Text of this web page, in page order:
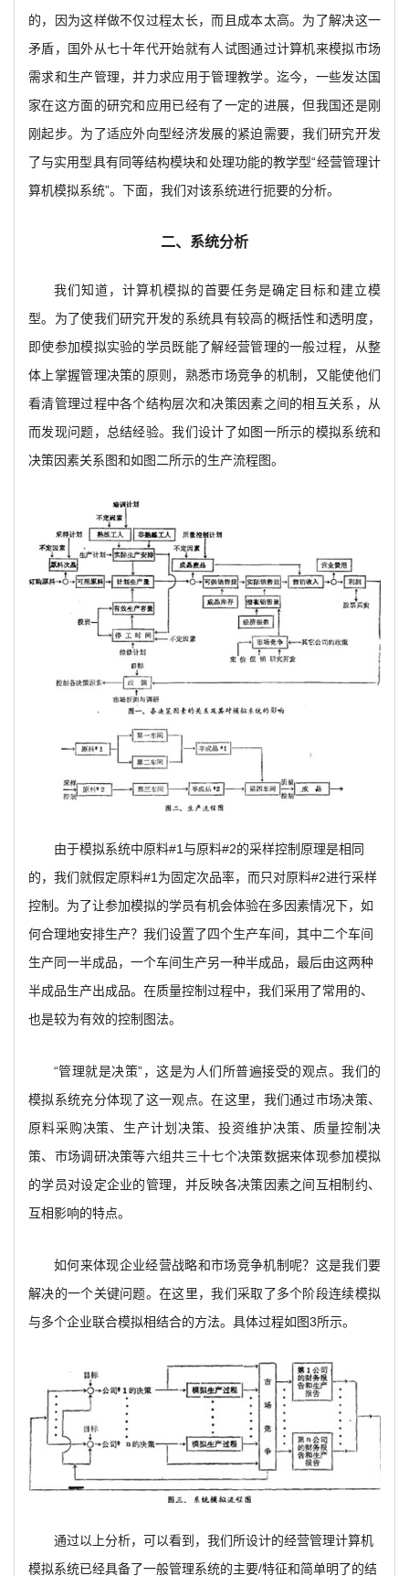
的，因为这样做不仅过程太长，而且成本太高。为了解决这一
矛盾，国外从七十年代开始就有人试图通过计算机来模拟市场
需求和生产管理，并力求应用于管理教学。迄今，一些发达国
家在这方面的研究和应用已经有了一定的进展，但我国还是刚
刚起步。为了适应外向型经济发展的紧迫需要，我们研究开发
了与实用型具有同等结构模块和处理功能的教学型“经营管理计
算机模拟系统”。下面，我们对该系统进行扼要的分析。
二、系统分析
我们知道，计算机模拟的首要任务是确定目标和建立模
型。为了使我们研究开发的系统具有较高的概括性和透明度，
即使参加模拟实验的学员既能了解经营管理的一般过程，从整
体上掌握管理决策的原则，熟悉市场竞争的机制，又能使他们
看清管理过程中各个结构层次和决策因素之间的相互关系，从
而发现问题，总结经验。我们设计了如图一所示的模拟系统和
决策因素关系图和如图二所示的生产流程图。
由于模拟系统中原料#1与原料#2的采样控制原理是相同
的，我们就假定原料#1为固定次品率，而只对原料#2进行采样
控制。为了让参加模拟的学员有机会体验在多因素情况下，如
何合理地安排生产？我们设置了四个生产车间，其中二个车间
生产同一半成品，一个车间生产另一种半成品，最后由这两种
半成品生产出成品。在质量控制过程中，我们采用了常用的、
也是较为有效的控制图法。
“管理就是决策”，这是为人们所普遍接受的观点。我们的
模拟系统充分体现了这一观点。在这里，我们通过市场决策、
原料采购决策、生产计划决策、投资维护决策、质量控制决
策、市场调研决策等六组共三十七个决策数据来体现参加模拟
的学员对设定企业的管理，并反映各决策因素之间互相制约、
互相影响的特点。
如何来体现企业经营战略和市场竞争机制呢？这是我们要
解决的一个关键问题。在这里，我们采取了多个阶段连续模拟
与多个企业联合模拟相结合的方法。具体过程如图3所示。
通过以上分析，可以看到，我们所设计的经营管理计算机
模拟系统已经具备了一般管理系统的主要/特征和简单明了的结